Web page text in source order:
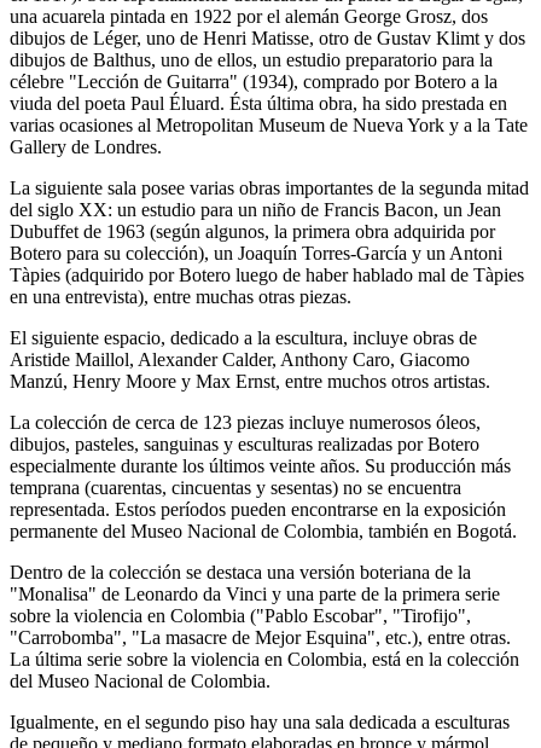
una acuarela pintada en 1922 por el alemán George Grosz, dos
dibujos de Léger, uno de Henri Matisse, otro de Gustav Klimt y dos
dibujos de Balthus, uno de ellos, un estudio preparatorio para la
célebre "Lección de Guitarra" (1934), comprado por Botero a la
viuda del poeta Paul Éluard. Ésta última obra, ha sido prestada en
varias ocasiones al Metropolitan Museum de Nueva York y a la Tate
Gallery de Londres.
La siguiente sala posee varias obras importantes de la segunda mitad
del siglo XX: un estudio para un niño de Francis Bacon, un Jean
Dubuffet de 1963 (según algunos, la primera obra adquirida por
Botero para su colección), un Joaquín Torres-García y un Antoni
Tàpies (adquirido por Botero luego de haber hablado mal de Tàpies
en una entrevista), entre muchas otras piezas.
El siguiente espacio, dedicado a la escultura, incluye obras de
Aristide Maillol, Alexander Calder, Anthony Caro, Giacomo
Manzú, Henry Moore y Max Ernst, entre muchos otros artistas.
La colección de cerca de 123 piezas incluye numerosos óleos,
dibujos, pasteles, sanguinas y esculturas realizadas por Botero
especialmente durante los últimos veinte años. Su producción más
temprana (cuarentas, cincuentas y sesentas) no se encuentra
representada. Estos períodos pueden encontrarse en la exposición
permanente del Museo Nacional de Colombia, también en Bogotá.
Dentro de la colección se destaca una versión boteriana de la
"Monalisa" de Leonardo da Vinci y una parte de la primera serie
sobre la violencia en Colombia ("Pablo Escobar", "Tirofijo",
"Carrobomba", "La masacre de Mejor Esquina", etc.), entre otras.
La última serie sobre la violencia en Colombia, está en la colección
del Museo Nacional de Colombia.
Igualmente, en el segundo piso hay una sala dedicada a esculturas
de pequeño y mediano formato elaboradas en bronce y mármol.